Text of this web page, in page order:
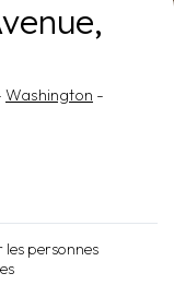
Washington -
les personnes